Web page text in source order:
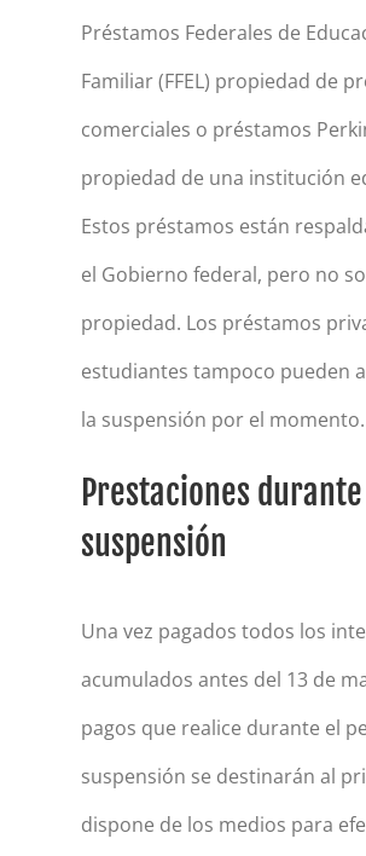
Préstamos Federales de
Familiar (FFEL) propiedad de
comerciales o préstamos
propiedad de una institución
Estos préstamos están
el Gobierno federal, pero no
propiedad. Los préstamos
estudiantes tampoco pueden
la suspensión por el momento.
Prestaciones
suspensión
Una vez pagados todos los
acumulados antes del 13 de
pagos que realice durante el
suspensión se destinarán al
dispone de los medios para